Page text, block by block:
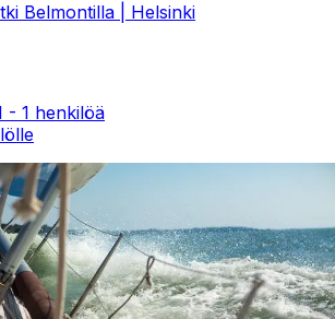
Belmontilla | Helsinki
- 1 henkilöä